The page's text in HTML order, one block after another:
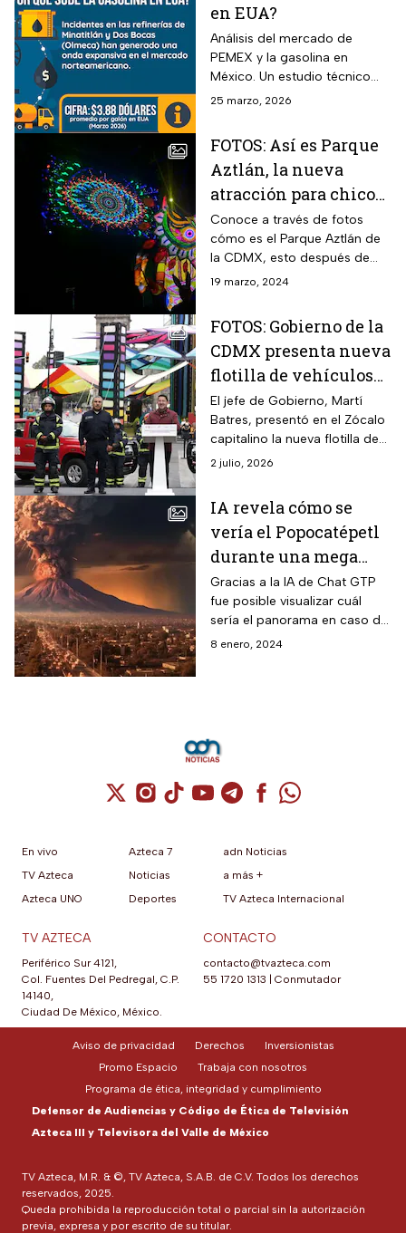
en EUA?
Análisis del mercado de
PEMEX y la gasolina en
México. Un estudio técnico
sobre la producción nacional
25 marzo, 2026
FOTOS: Así es Parque
Aztlán, la nueva
atracción para chicos
y grandes en CDMX
Conoce a través de fotos
cómo es el Parque Aztlán de
la CDMX, esto después de
estar cerrado durante tantos
19 marzo, 2024
FOTOS: Gobierno de la
CDMX presenta nueva
flotilla de vehículos
de los Bomberos
El jefe de Gobierno, Martí
Batres, presentó en el Zócalo
capitalino la nueva flotilla de
vehículos oficiales del Heróico
2 julio, 2026
IA revela cómo se
vería el Popocatépetl
durante una mega
erupción
Gracias a la IA de Chat GTP
fue posible visualizar cuál
sería el panorama en caso de
que el volcán Popocatépetl
8 enero, 2024
Cuenta de X / Twitter (se abre en una
Cuenta de Instagram (se abre en una
Cuenta de TikTok (se abre en
Cuenta de YouTube (se abre
Cuenta de Telegram (se
Cuenta de
Cuenta de
En vivo
TV Azteca
Azteca UNO
Azteca 7
Noticias
Deportes
adn Noticias
a más +
TV Azteca Internacional
TV AZTECA
Periférico Sur 4121,
Col. Fuentes Del Pedregal, C.P.
14140,
Ciudad De México, México.
CONTACTO
contacto@tvazteca.com
55 1720 1313 | Conmutador
TV Azteca, M.R. & ©, TV Azteca, S.A.B. de C.V. Todos los derechos
reservados, 2025.
Queda prohibida la reproducción total o parcial sin la autorización
previa, expresa y por escrito de su titular.
Aviso de privacidad Derechos
Inversionistas
Promo Espacio
Trabaja con nosotros
Programa de ética, integridad y cumplimiento
Defensor de Audiencias y Código de Ética de Televisión
Azteca III y Televisora del Valle de México